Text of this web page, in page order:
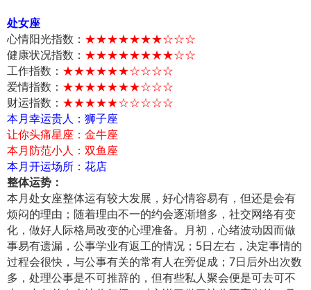
处女座
心情阳光指数： ★★★★★★★☆☆☆
健康状况指数： ★★★★★★★★☆☆
工作指数： ★★★★★★☆☆☆☆
爱情指数： ★★★★★★★☆☆☆
财运指数： ★★★★★☆☆☆☆☆
本月幸运贵人：狮子座
让你头痛星座：金牛座
本月防范小人：双鱼座
本月开运场所：花店
整体运势：
本月处女座整体运有较大发展，好心情容易有，但还是会有
烦闷的理由；随着理由不一的约会逐渐增多，社交网络有变
化，做好人际格局改变的心理准备。月初，心绪波动因而做
事易有遗漏，公事学业有返工的情况；5日左右，决定事情的
过程会很快，与公事有关的常有人在旁促成；7日后外出次数
多，处理公事是不可推辞的，但有些私人聚会便是可去可不